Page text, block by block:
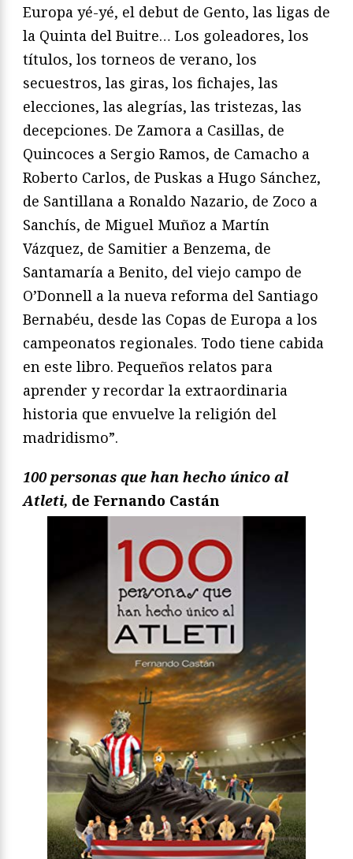
Europa yé-yé, el debut de Gento, las ligas de
la Quinta del Buitre… Los goleadores, los
títulos, los torneos de verano, los
secuestros, las giras, los fichajes, las
elecciones, las alegrías, las tristezas, las
decepciones. De Zamora a Casillas, de
Quincoces a Sergio Ramos, de Camacho a
Roberto Carlos, de Puskas a Hugo Sánchez,
de Santillana a Ronaldo Nazario, de Zoco a
Sanchís, de Miguel Muñoz a Martín
Vázquez, de Samitier a Benzema, de
Santamaría a Benito, del viejo campo de
O’Donnell a la nueva reforma del Santiago
Bernabéu, desde las Copas de Europa a los
campeonatos regionales. Todo tiene cabida
en este libro. Pequeños relatos para
aprender y recordar la extraordinaria
historia que envuelve la religión del
madridismo”.
100 personas que han hecho único al
Atleti, de Fernando Castán